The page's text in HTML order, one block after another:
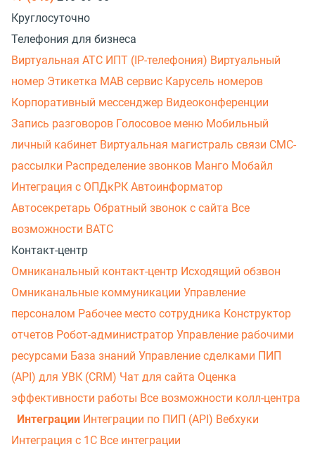
Круглосуточно
Телефония для бизнеса
Виртуальная АТС ИПТ (IP-телефония) Виртуальный
номер Этикетка МАВ сервис Карусель номеров
Корпоративный мессенджер Видеоконференции
Запись разговоров Голосовое меню Мобильный
личный кабинет Виртуальная магистраль связи СМС-
рассылки Распределение звонков Манго Мобайл
Интеграция с ОПДкРК Автоинформатор
Автосекретарь Обратный звонок с сайта Все
возможности ВАТС
Контакт-центр
Омниканальный контакт-центр Исходящий обзвон
Омниканальные коммуникации Управление
персоналом Рабочее место сотрудника Конструктор
отчетов Робот-администратор Управление рабочими
ресурсами База знаний Управление сделками ПИП
(API) для УВК (CRM) Чат для сайта Оценка
эффективности работы Все возможности колл-центра
Интеграции Интеграции по ПИП (API) Вебхуки
Интеграция с 1С Все интеграции